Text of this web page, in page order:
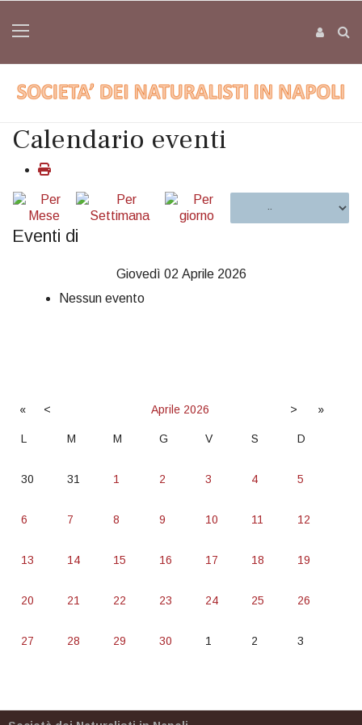
Calendario eventi
Eventi di
Giovedì 02 Aprile 2026
Nessun evento
« < Aprile 2026 > »
L M M G V S D
30 31 1 2 3 4 5
6 7 8 9 10 11 12
13 14 15 16 17 18 19
20 21 22 23 24 25 26
27 28 29 30 1 2 3